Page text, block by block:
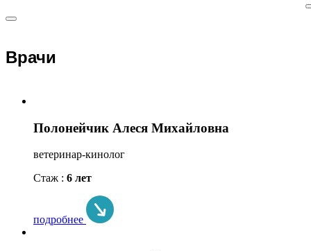
Врачи
Полонейчик Алеся Михайловна
ветеринар-кинолог
Стаж : 6 лет
подробнее